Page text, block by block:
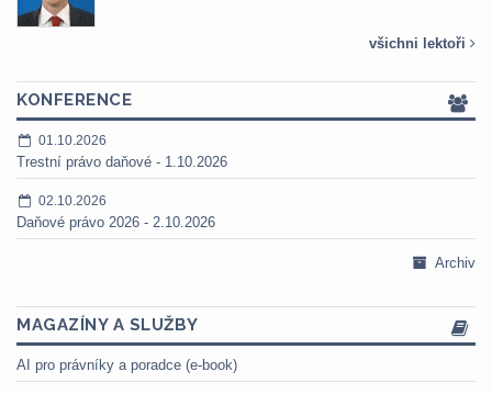
všichni lektoři
KONFERENCE
01.10.2026
Trestní právo daňové - 1.10.2026
02.10.2026
Daňové právo 2026 - 2.10.2026
Archiv
MAGAZÍNY A SLUŽBY
AI pro právníky a poradce (e-book)